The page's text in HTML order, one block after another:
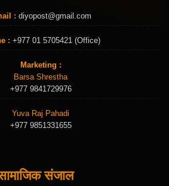
: diyopost@gmail.com
: +977 01 5705421 (Office)
Marketing :
Barsa Shrestha
+977 9841729976
Yuva Raj Pahadi
+977 9851331655
संजाल